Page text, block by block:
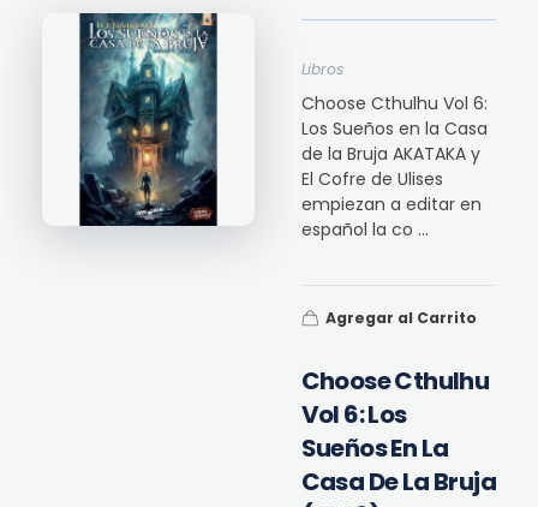
Choose Cthulhu
Vol 6: Los
Sueños En La
Casa De La Bruja
Libros
Choose Cthulhu Vol 6:
Los Sueños en la Casa
de la Bruja AKATAKA y
El Cofre de Ulises
empiezan a editar en
español la co ...
Agregar al Carrito